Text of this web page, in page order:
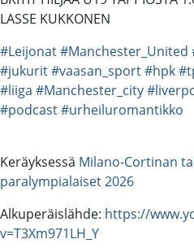
LASSE KUKKONEN
#Leijonat#Manchester_United
#jukurit#vaasan_sport#hpk
#liiga #Manchester_city
#podcast#urheiluromantikko
Keräyksessä Milano-Cortinan
paralympialaiset 2026
Alkuperäislähde: https://
v=T3Xm971LH_Y